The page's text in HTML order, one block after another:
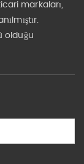
markaları,
olduğu